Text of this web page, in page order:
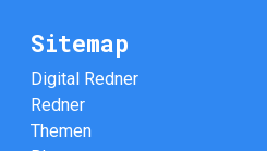
Sitemap
Digital Redner
Redner
Themen